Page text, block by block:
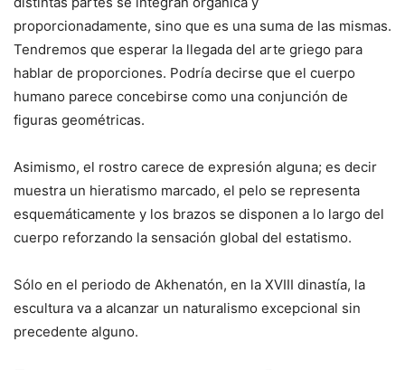
proporcionadamente, sino que es una suma de las mismas.
Tendremos que esperar la llegada del arte griego para
hablar de proporciones. Podría decirse que el cuerpo
humano parece concebirse como una conjunción de
figuras geométricas.
Asimismo, el rostro carece de expresión alguna; es decir
muestra un hieratismo marcado, el pelo se representa
esquemáticamente y los brazos se disponen a lo largo del
cuerpo reforzando la sensación global del estatismo.
Sólo en el periodo de Akhenatón, en la XVIII dinastía, la
escultura va a alcanzar un naturalismo excepcional sin
precedente alguno.